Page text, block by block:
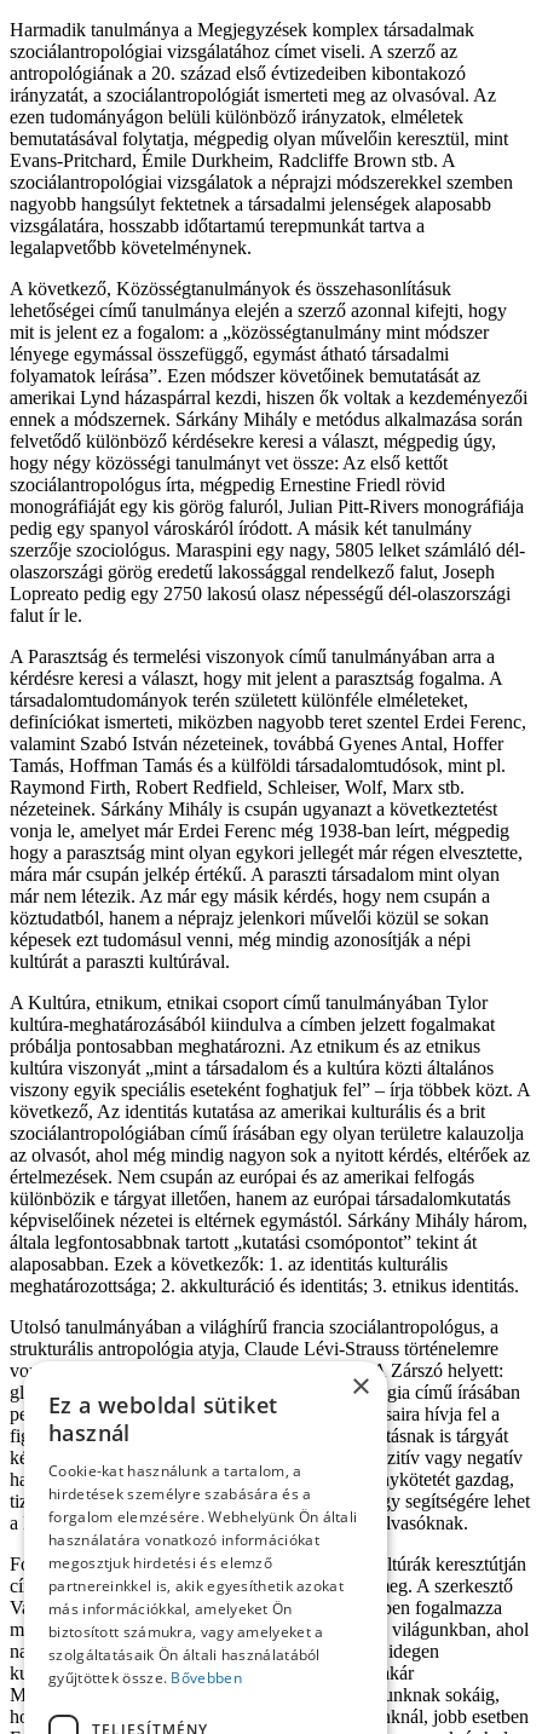
Harmadik tanulmánya a Megjegyzések komplex társadalmak
szociálantropológiai vizsgálatához címet viseli. A szerző az
antropológiának a 20. század első évtizedeiben kibontakozó
irányzatát, a szociálantropológiát ismerteti meg az olvasóval. Az
ezen tudományágon belüli különböző irányzatok, elméletek
bemutatásával folytatja, mégpedig olyan művelőin keresztül, mint
Evans-Pritchard, Émile Durkheim, Radcliffe Brown stb. A
szociálantropológiai vizsgálatok a néprajzi módszerekkel szemben
nagyobb hangsúlyt fektetnek a társadalmi jelenségek alaposabb
vizsgálatára, hosszabb időtartamú terepmunkát tartva a
legalapvetőbb követelménynek.
A következő, Közösségtanulmányok és összehasonlításuk
lehetőségei című tanulmánya elején a szerző azonnal kifejti, hogy
mit is jelent ez a fogalom: a „közösségtanulmány mint módszer
lényege egymással összefüggő, egymást átható társadalmi
folyamatok leírása”. Ezen módszer követőinek bemutatását az
amerikai Lynd házaspárral kezdi, hiszen ők voltak a kezdeményezői
ennek a módszernek. Sárkány Mihály e metódus alkalmazása során
felvetődő különböző kérdésekre keresi a választ, mégpedig úgy,
hogy négy közösségi tanulmányt vet össze: Az első kettőt
szociálantropológus írta, mégpedig Ernestine Friedl rövid
monográfiáját egy kis görög faluról, Julian Pitt-Rivers monográfiája
pedig egy spanyol városkáról íródott. A másik két tanulmány
szerzője szociológus. Maraspini egy nagy, 5805 lelket számláló dél-
olaszországi görög eredetű lakossággal rendelkező falut, Joseph
Lopreato pedig egy 2750 lakosú olasz népességű dél-olaszországi
falut ír le.
A Parasztság és termelési viszonyok című tanulmányában arra a
kérdésre keresi a választ, hogy mit jelent a parasztság fogalma. A
társadalomtudományok terén született különféle elméleteket,
definíciókat ismerteti, miközben nagyobb teret szentel Erdei Ferenc,
valamint Szabó István nézeteinek, továbbá Gyenes Antal, Hoffer
Tamás, Hoffman Tamás és a külföldi társadalomtudósok, mint pl.
Raymond Firth, Robert Redfield, Schleiser, Wolf, Marx stb.
nézeteinek. Sárkány Mihály is csupán ugyanazt a következtetést
vonja le, amelyet már Erdei Ferenc még 1938-ban leírt, mégpedig
hogy a parasztság mint olyan egykori jellegét már régen elvesztette,
mára már csupán jelkép értékű. A paraszti társadalom mint olyan
már nem létezik. Az már egy másik kérdés, hogy nem csupán a
köztudatból, hanem a néprajz jelenkori művelői közül se sokan
képesek ezt tudomásul venni, még mindig azonosítják a népi
kultúrát a paraszti kultúrával.
A Kultúra, etnikum, etnikai csoport című tanulmányában Tylor
kultúra-meghatározásából kiindulva a címben jelzett fogalmakat
próbálja pontosabban meghatározni. Az etnikum és az etnikus
kultúra viszonyát „mint a társadalom és a kultúra közti általános
viszony egyik speciális eseteként foghatjuk fel” – írja többek közt. A
következő, Az identitás kutatása az amerikai kulturális és a brit
szociálantropológiában című írásában egy olyan területre kalauzolja
az olvasót, ahol még mindig nagyon sok a nyitott kérdés, eltérőek az
értelmezések. Nem csupán az európai és az amerikai felfogás
különbözik e tárgyat illetően, hanem az európai társadalomkutatás
képviselőinek nézetei is eltérnek egymástól. Sárkány Mihály három,
általa legfontosabbnak tartott „kutatási csomópontot” tekint át
alaposabban. Ezek a következők: 1. az identitás kulturális
meghatározottsága; 2. akkulturáció és identitás; 3. etnikus identitás.
Utolsó tanulmányában a világhírű francia szociálantropológus, a
strukturális antropológia atyja, Claude Lévi-Strauss történelemre
vonatkoztatott felfogását ismerteti az olvasóval. A Zárszó helyett:
globalizáció, modernizáció és kulturális antropológia című írásában
pedig olyan folyamatokra és azok társadalmi hatásaira hívja fel a
figyelmet, amelyek a kulturális antropológiai kutatásnak is tárgyát
képezik, és sok a nyitott kérdés ezen fogalmak pozitív vagy negatív
hatásainak megítélését illetően. A szerző tanulmánykötetét gazdag,
tizennyolc oldalas bibliográfiával zárja, amely nagy segítségére lehet
a kulturális antropológiában tájékozódni kívánó olvasóknak.
Fontosnak tartom megemlíteni, hogy e kötet a Kultúrák keresztútján
címmel elindított sorozat első darabjaként jelent meg. A szerkesztő
Vargyas Gábor beköszöntőjében a következőképpen fogalmazza
meg a sorozat küldetését: „Gyorsan globalizálódó világunkban, ahol
naponta szembetalálkozunk, sőt konfrontálódunk idegen
kultúrákkal, ideológiákkal és értékrendszerekkel akár
Magyarországon is, aligha engedhetjük meg magunknak sokáig,
hogy az általunk ismert világ határait szomszédainknál, jobb esetben
×
Ez a weboldal sütiket
használ
Cookie-kat használunk a tartalom, a
hirdetések személyre szabására és a
forgalom elemzésére. Webhelyünk Ön általi
használatára vonatkozó információkat
megosztjuk hirdetési és elemző
partnereinkkel is, akik egyesíthetik azokat
más információkkal, amelyeket Ön
biztosított számukra, vagy amelyeket a
szolgáltatásaik Ön általi használatából
gyűjtöttek össze. Bővebben
TELJESÍTMÉNY